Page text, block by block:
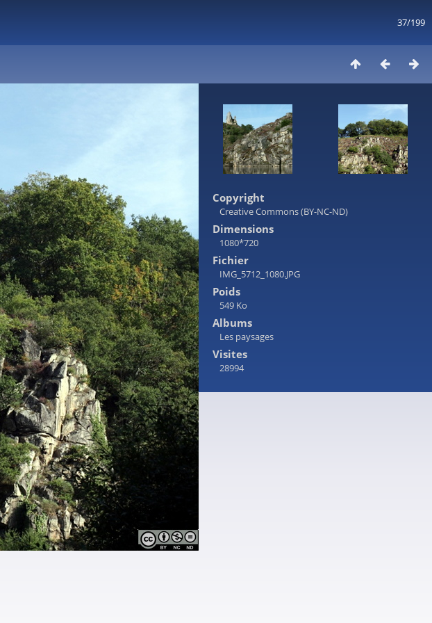
37/199
Copyright
Creative Commons (BY-NC-ND)
Dimensions
1080*720
Fichier
IMG_5712_1080.JPG
Poids
549 Ko
Albums
Les paysages
Visites
28994